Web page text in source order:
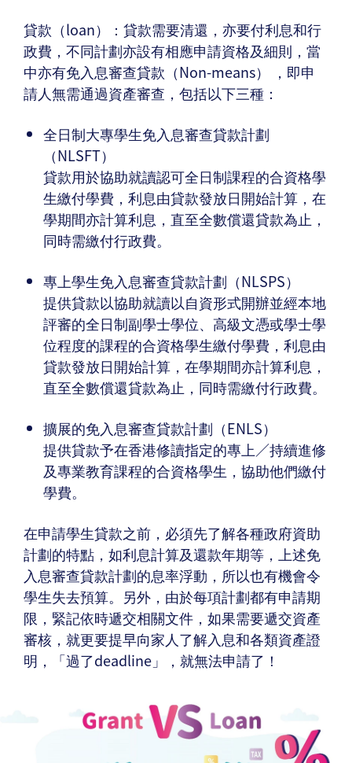
貸款（loan）：貸款需要清還，亦要付利息和行
政費，不同計劃亦設有相應申請資格及細則，當
中亦有免入息審查貸款（Non-means） ，即申
請人無需通過資產審查，包括以下三種：
全日制大專學生免入息審查貸款計劃
（NLSFT）
貸款用於協助就讀認可全日制課程的合資格學
生繳付學費，利息由貸款發放日開始計算，在
學期間亦計算利息，直至全數償還貸款為止，
同時需繳付行政費。
專上學生免入息審查貸款計劃（NLSPS）
提供貸款以協助就讀以自資形式開辦並經本地
評審的全日制副學士學位、高級文憑或學士學
位程度的課程的合資格學生繳付學費，利息由
貸款發放日開始計算，在學期間亦計算利息，
直至全數償還貸款為止，同時需繳付行政費。
擴展的免入息審查貸款計劃（ENLS）
提供貸款予在香港修讀指定的專上∕持續進修
及專業教育課程的合資格學生，協助他們繳付
學費。
在申請學生貸款之前，必須先了解各種政府資助
計劃的特點，如利息計算及還款年期等，上述免
入息審查貸款計劃的息率浮動，所以也有機會令
學生失去預算。另外，由於每項計劃都有申請期
限，緊記依時遞交相關文件，如果需要遞交資產
審核，就更要提早向家人了解入息和各類資產證
明，「過了deadline」，就無法申請了！